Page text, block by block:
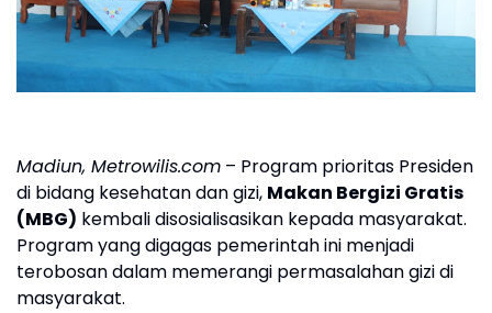
Madiun, Metrowilis.com – Program prioritas Presiden
di bidang kesehatan dan gizi, Makan Bergizi Gratis
(MBG) kembali disosialisasikan kepada masyarakat.
Program yang digagas pemerintah ini menjadi
terobosan dalam memerangi permasalahan gizi di
masyarakat.